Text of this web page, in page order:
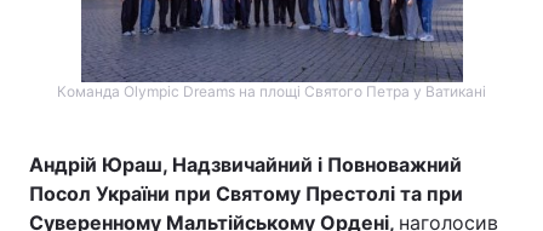
Команда Olympic Dreams на площі Святого Петра у Ватикані
Андрій Юраш, Надзвичайний і Повноважний
Посол України при Святому Престолі та при
Суверенному Мальтійському Ордені, наголосив